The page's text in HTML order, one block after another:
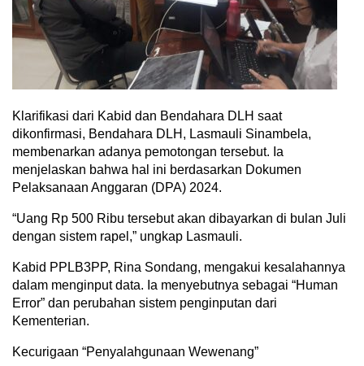
Klarifikasi dari Kabid dan Bendahara DLH saat
dikonfirmasi, Bendahara DLH, Lasmauli Sinambela,
membenarkan adanya pemotongan tersebut. Ia
menjelaskan bahwa hal ini berdasarkan Dokumen
Pelaksanaan Anggaran (DPA) 2024.
“Uang Rp 500 Ribu tersebut akan dibayarkan di bulan Juli
dengan sistem rapel,” ungkap Lasmauli.
Kabid PPLB3PP, Rina Sondang, mengakui kesalahannya
dalam menginput data. Ia menyebutnya sebagai “Human
Error” dan perubahan sistem penginputan dari
Kementerian.
Kecurigaan “Penyalahgunaan Wewenang”